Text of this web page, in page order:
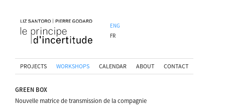
ENG
FR
PROJECTS WORKSHOPS CALENDAR ABOUT CONTACT
GREEN BOX
Nouvelle matrice de transmission de la compagnie